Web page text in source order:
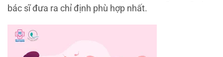
bác sĩ đưa ra chỉ định phù hợp nhất.